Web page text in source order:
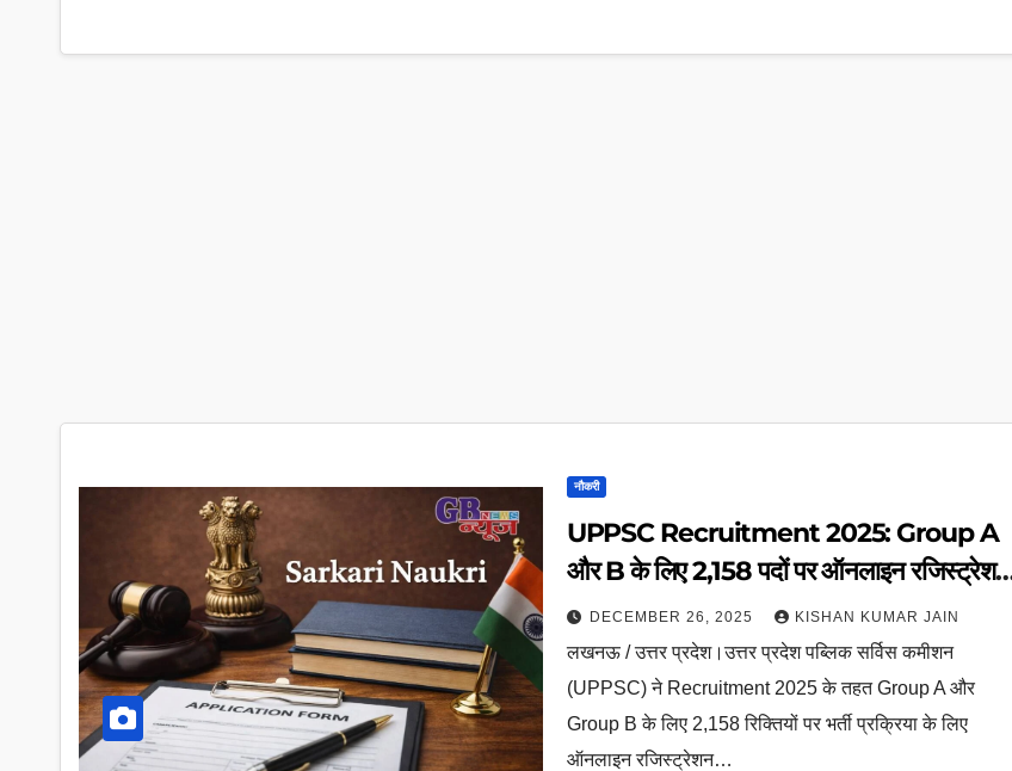
नौकरी
UPPSC Recruitment 2025: Group A
और B के लिए 2,158 पदों पर ऑनलाइन रजिस्ट्रेशन
शुरू, जल्द करें आवेदन
DECEMBER 26, 2025 KISHAN KUMAR JAIN
लखनऊ / उत्तर प्रदेश।उत्तर प्रदेश पब्लिक सर्विस कमीशन
(UPPSC) ने Recruitment 2025 के तहत Group A और
Group B के लिए 2,158 रिक्तियों पर भर्ती प्रक्रिया के लिए
ऑनलाइन रजिस्ट्रेशन…